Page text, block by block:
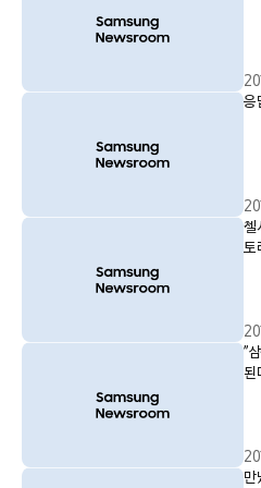
응
첼
토
”
된
만